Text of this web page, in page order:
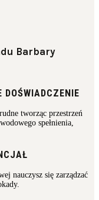
Barbary
tworząc przestrzeń
spełnienia,
nauczysz się zarządzać